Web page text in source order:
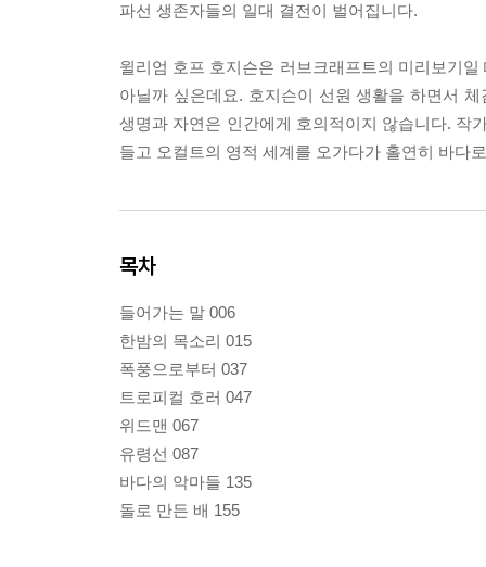
파선 생존자들의 일대 결전이 벌어집니다.
윌리엄 호프 호지슨은 러브크래프트의 미리보기
아닐까 싶은데요. 호지슨이 선원 생활을 하면서
생명과 자연은 인간에게 호의적이지 않습니다. 작
들고 오컬트의 영적 세계를 오가다가 홀연히 바다
목차
들어가는 말 006
한밤의 목소리 015
폭풍으로부터 037
트로피컬 호러 047
위드맨 067
유령선 087
바다의 악마들 135
돌로 만든 배 155